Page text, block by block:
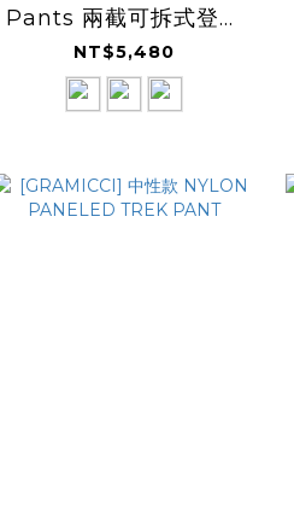
Pants 兩截可拆式登山
褲 26SS
NT$5,480